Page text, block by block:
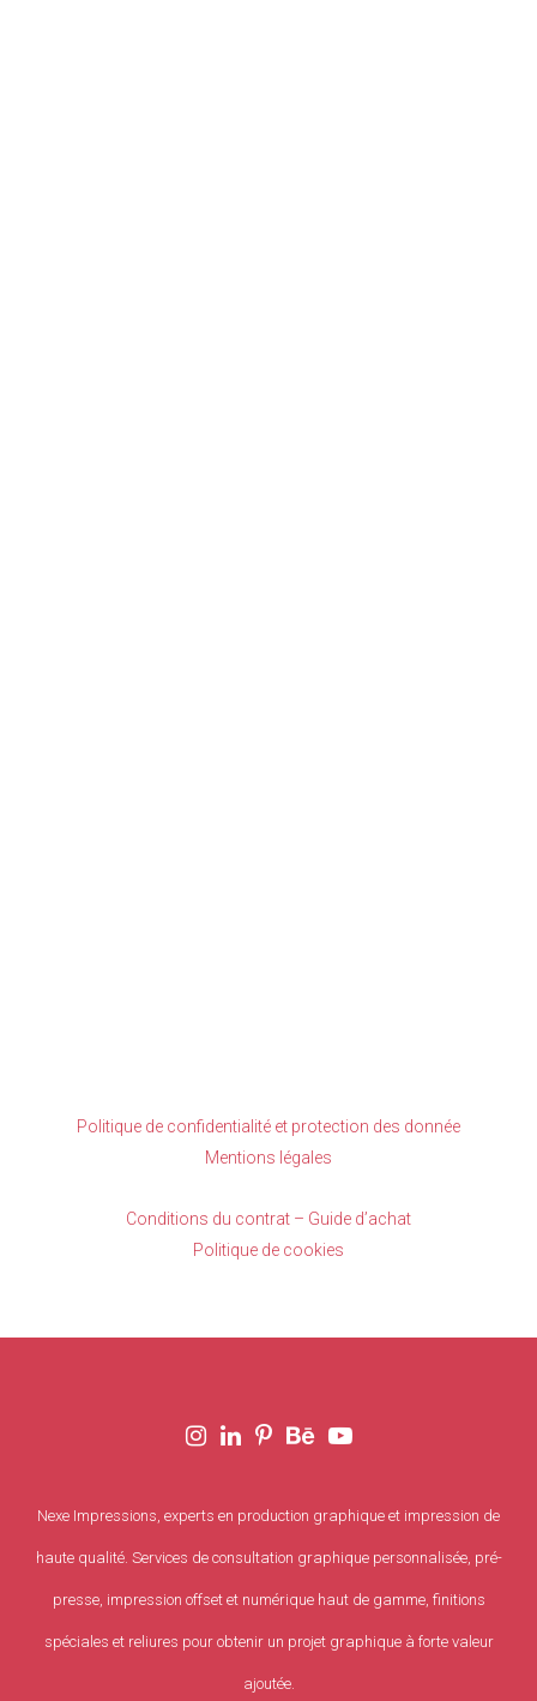
Politique de confidentialité et protection des donnée
Mentions légales
Conditions du contrat – Guide d’achat
Politique de cookies
Nexe Impressions, experts en production graphique et impression de
haute qualité. Services de consultation graphique personnalisée, pré-
presse, impression offset et numérique haut de gamme, finitions
spéciales et reliures pour obtenir un projet graphique à forte valeur
ajoutée.